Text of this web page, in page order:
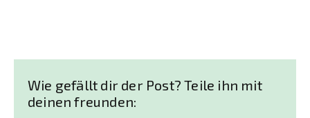
Wie gefällt dir der Post? Teile ihn mit
deinen freunden: